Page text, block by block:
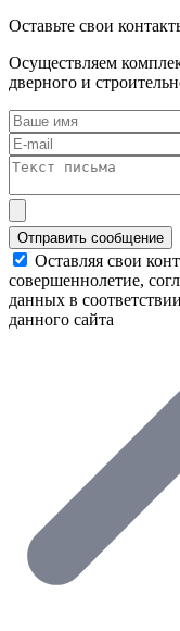
Оставьте свои
Осуществляем
дверного и
Отправить сообщение
Оставляя свои
совершеннолетие,
данных в
данного сайта